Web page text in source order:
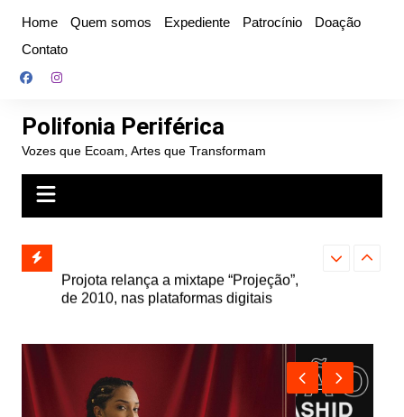
conteúdo
Home Quem somos Expediente Patrocínio
Doação
Contato
Polifonia Periférica
Vozes que Ecoam, Artes que Transformam
e abre
autoral,
de 2010, nas plataformas digitais
Farofa